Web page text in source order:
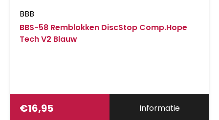
BBB
BBS-58 Remblokken DiscStop Comp.Hope
Tech V2 Blauw
€16,95 Informatie